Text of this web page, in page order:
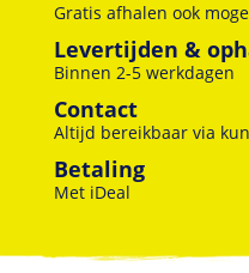
Gratis afhalen ook
Levertijden &
Binnen 2-5 werkdagen
Contact
Altijd bereikbaar via
Betaling
Met iDeal